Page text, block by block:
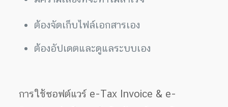
ต้องจัดเก็บไฟล์เอกสารเอง
ต้องอัปเดตและดูแลระบบเอง
การใช้ซอฟต์แวร์ e-Tax Invoice & e-